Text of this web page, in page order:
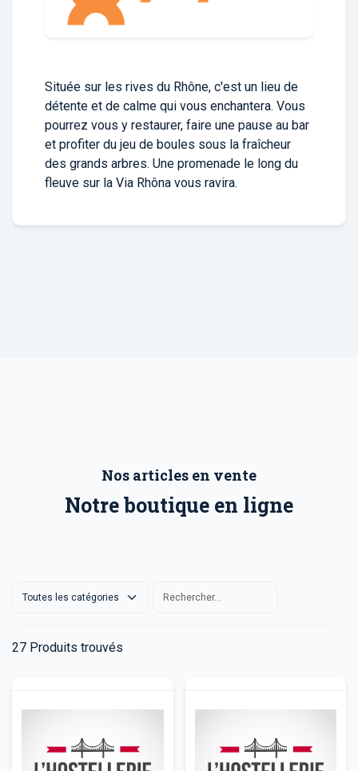
Située sur les rives du Rhône, c'est un lieu de
détente et de calme qui vous enchantera. Vous
pourrez vous y restaurer, faire une pause au bar
et profiter du jeu de boules sous la fraîcheur
des grands arbres. Une promenade le long du
fleuve sur la Via Rhôna vous ravira.
Nos articles en vente
Notre boutique en ligne
27 Produits trouvés